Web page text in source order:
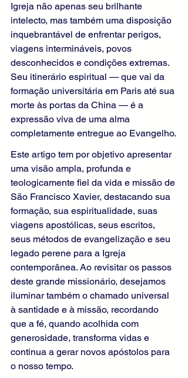
Igreja não apenas seu brilhante
intelecto, mas também uma disposição
inquebrantável de enfrentar perigos,
viagens intermináveis, povos
desconhecidos e condições extremas.
Seu itinerário espiritual — que vai da
formação universitária em Paris até sua
morte às portas da China — é a
expressão viva de uma alma
completamente entregue ao Evangelho.
Este artigo tem por objetivo apresentar
uma visão ampla, profunda e
teologicamente fiel da vida e missão de
São Francisco Xavier, destacando sua
formação, sua espiritualidade, suas
viagens apostólicas, seus escritos,
seus métodos de evangelização e seu
legado perene para a Igreja
contemporânea. Ao revisitar os passos
deste grande missionário, desejamos
iluminar também o chamado universal
à santidade e à missão, recordando
que a fé, quando acolhida com
generosidade, transforma vidas e
continua a gerar novos apóstolos para
o nosso tempo.